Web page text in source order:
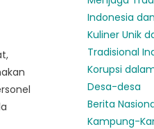
Indonesia
Kuliner Unik
Tradisional
Korupsi
Desa-desa
Berita
Kampung-